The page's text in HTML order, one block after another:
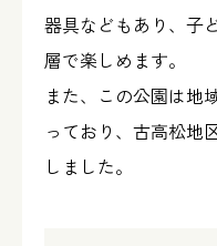
器具などもあり、子
層で楽しめます。
また、この公園は地
っており、古高松地
しました。